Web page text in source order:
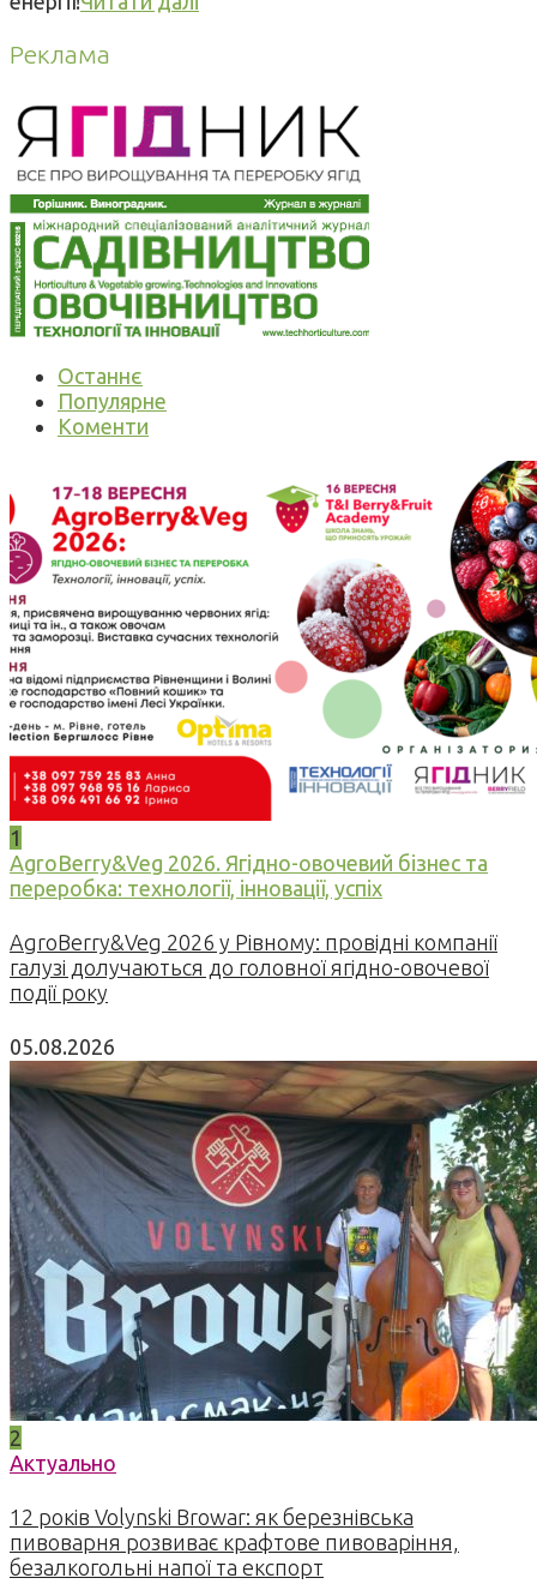
Реклама
Останнє
Популярне
Коменти
1
AgroBerry&Veg 2026. Ягідно-овочевий бізнес та
переробка: технології, інновації, успіх
AgroBerry&Veg 2026 у Рівному: провідні компанії
галузі долучаються до головної ягідно-овочевої
події року
05.08.2026
2
Актуально
12 років Volynski Browar: як березнівська
пивоварня розвиває крафтове пивоваріння,
безалкогольні напої та експорт